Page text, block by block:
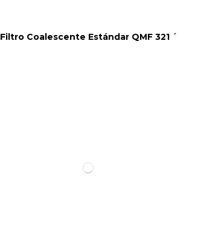
Filtro Coalescente Estándar QMF 321 ´